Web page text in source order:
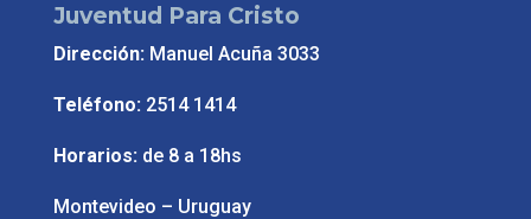
Juventud Para Cristo
Dirección: Manuel Acuña 3033
Teléfono:2514 1414
Horarios:de 8 a 18hs
Montevideo – Uruguay